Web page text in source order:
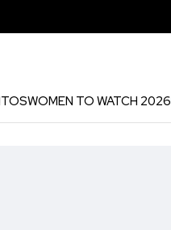
WOMEN TO WATCH 2026